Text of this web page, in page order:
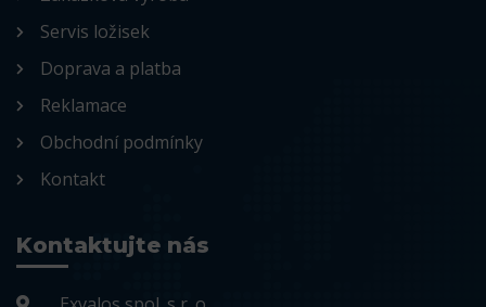
Servis ložisek
Doprava a platba
Reklamace
Obchodní podmínky
Kontakt
Kontaktujte nás